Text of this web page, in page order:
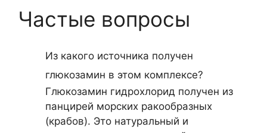
Частые вопросы
Из какого источника получен
глюкозамин в этом комплексе?
Глюкозамин гидрохлорид получен из
панцирей морских ракообразных
(крабов). Это натуральный и